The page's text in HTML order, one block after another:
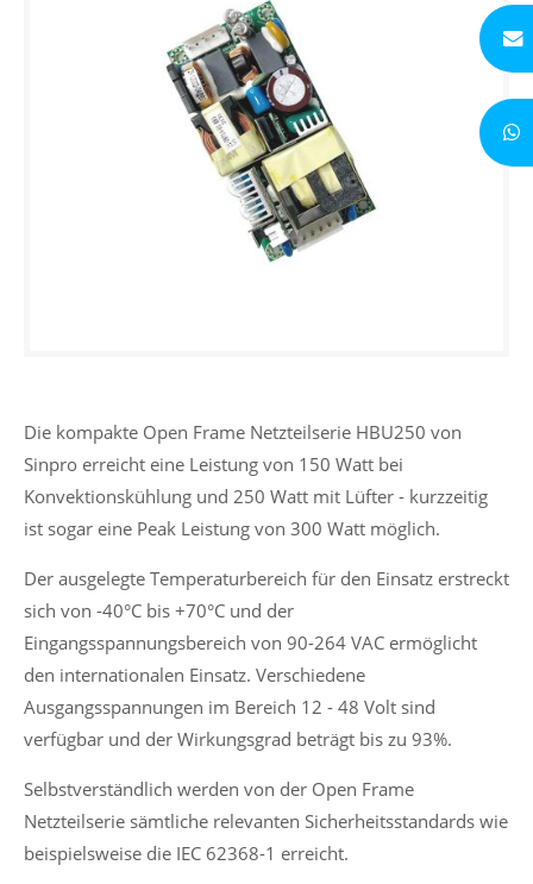
Die kompakte Open Frame Netzteilserie HBU250 von
Sinpro erreicht eine Leistung von 150 Watt bei
Konvektionskühlung und 250 Watt mit Lüfter - kurzzeitig
ist sogar eine Peak Leistung von 300 Watt möglich.
Der ausgelegte Temperaturbereich für den Einsatz erstreckt
sich von -40°C bis +70°C und der
Eingangsspannungsbereich von 90-264 VAC ermöglicht
den internationalen Einsatz. Verschiedene
Ausgangsspannungen im Bereich 12 - 48 Volt sind
verfügbar und der Wirkungsgrad beträgt bis zu 93%.
Selbstverständlich werden von der Open Frame
Netzteilserie sämtliche relevanten Sicherheitsstandards wie
beispielsweise die IEC 62368-1 erreicht.